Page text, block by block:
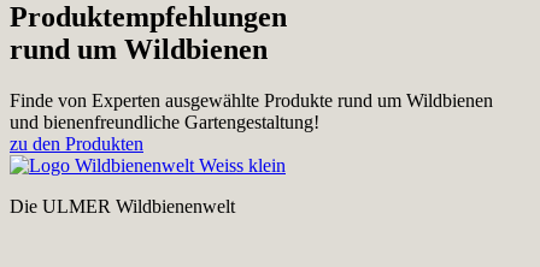
Produktempfehlungen
rund um Wildbienen
Finde von Experten ausgewählte Produkte rund um Wildbienen
und bienenfreundliche Gartengestaltung!
zu den Produkten
Die ULMER Wildbienenwelt